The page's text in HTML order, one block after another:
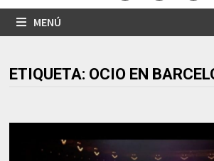
MENÚ
ETIQUETA: OCIO EN